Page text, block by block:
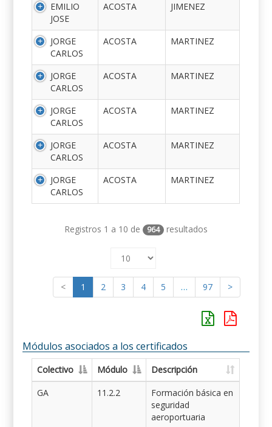
EMILIO
JOSE
ACOSTA JIMENEZ
JORGE
CARLOS
ACOSTA MARTINEZ
JORGE
CARLOS
ACOSTA MARTINEZ
JORGE
CARLOS
ACOSTA MARTINEZ
JORGE
CARLOS
ACOSTA MARTINEZ
JORGE
CARLOS
ACOSTA MARTINEZ
Registros 1 a 10 de 964 resultados
< 1 2 3 4 5 … 97 >
Módulos asociados a los certificados
Colectivo Módulo
Descripción
GA
11.2.2
Formación básica en
seguridad
aeroportuaria